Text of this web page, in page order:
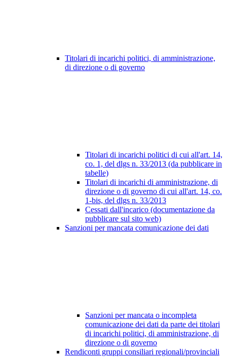
Titolari di incarichi politici, di amministrazione,
di direzione o di governo
Titolari di incarichi politici di cui all'art. 14,
co. 1, del dlgs n. 33/2013 (da pubblicare in
tabelle)
Titolari di incarichi di amministrazione, di
direzione o di governo di cui all'art. 14, co.
1-bis, del dlgs n. 33/2013
Cessati dall'incarico (documentazione da
pubblicare sul sito web)
Sanzioni per mancata comunicazione dei dati
Sanzioni per mancata o incompleta
comunicazione dei dati da parte dei titolari
di incarichi politici, di amministrazione, di
direzione o di governo
Rendiconti gruppi consiliari regionali/provinciali